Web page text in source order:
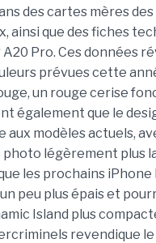
des cartes mères des
ainsi que des fiches
Pro. Ces données
prévues cette
un rouge cerise
également que le
aux modèles actuels,
légèrement plus
les prochains iPhone
peu plus épais et
Island plus
revendique le